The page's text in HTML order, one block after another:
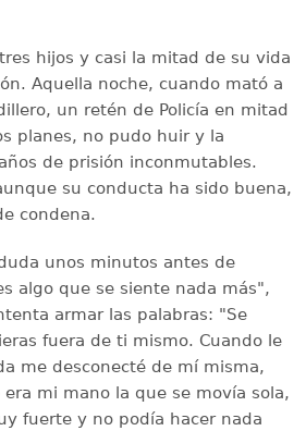
hijos y casi la mitad de su vida
Aquella noche, cuando mató a
un retén de Policía en mitad
planes, no pudo huir y la
de prisión inconmutables.
su conducta ha sido buena,
condena.
unos minutos antes de
algo que se siente nada más",
armar las palabras: "Se
fuera de ti mismo. Cuando le
me desconecté de mí misma,
mi mano la que se movía sola,
fuerte y no podía hacer nada